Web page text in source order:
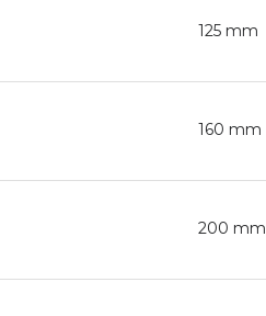
125 mm
160 mm
200 mm